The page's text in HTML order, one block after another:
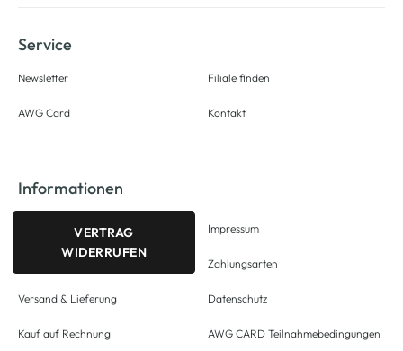
Service
Newsletter
AWG Card
Filiale finden
Kontakt
Informationen
VERTRAG
WIDERRUFEN
Versand & Lieferung
Kauf auf Rechnung
Impressum
Zahlungsarten
Datenschutz
AWG CARD Teilnahmebedingungen